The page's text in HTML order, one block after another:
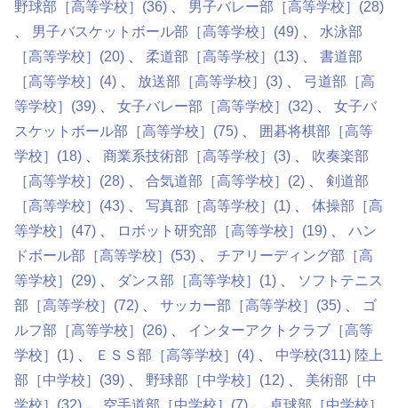
野球部［高等学校］ (36) 男子バレー部［高等学校］ (28)
男子バスケットボール部［高等学校］ (49)
水泳部
［高等学校］ (20) 柔道部［高等学校］ (13)
書道部
［高等学校］ (4) 放送部［高等学校］ (3)
弓道部［高
等学校］ (39) 女子バレー部［高等学校］ (32)
女子バ
スケットボール部［高等学校］ (75)
囲碁将棋部［高等
学校］ (18) 商業系技術部［高等学校］ (3)
吹奏楽部
［高等学校］ (28) 合気道部［高等学校］ (2)
剣道部
［高等学校］ (43) 写真部［高等学校］ (1)
体操部［高
等学校］ (47) ロボット研究部［高等学校］ (19)
ハン
ドボール部［高等学校］ (53)
チアリーディング部［高
等学校］ (29) ダンス部［高等学校］ (1)
ソフトテニス
部［高等学校］ (72) サッカー部［高等学校］ (35)
ゴ
ルフ部［高等学校］ (26)
インターアクトクラブ［高等
学校］ (1) ＥＳＳ部［高等学校］ (4) 中学校(311) 陸上
部［中学校］ (39) 野球部［中学校］ (12)
美術部［中
学校］ (32) 空手道部［中学校］ (7)
卓球部［中学校］